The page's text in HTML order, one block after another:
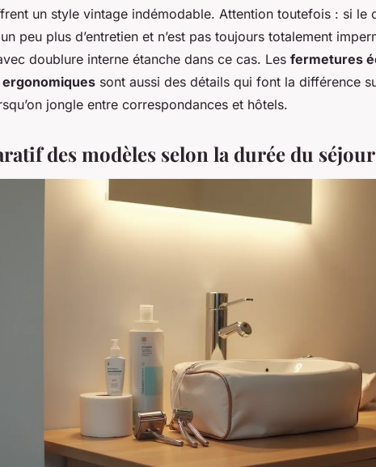
un style vintage indémodable. Attention toutefois : si le
peu plus d’entretien et n’est pas toujours totalement
doublure interne étanche dans ce cas. Les fermetures
sont aussi des détails qui font la différence
jongle entre correspondances et hôtels.
des modèles selon la durée du séjour